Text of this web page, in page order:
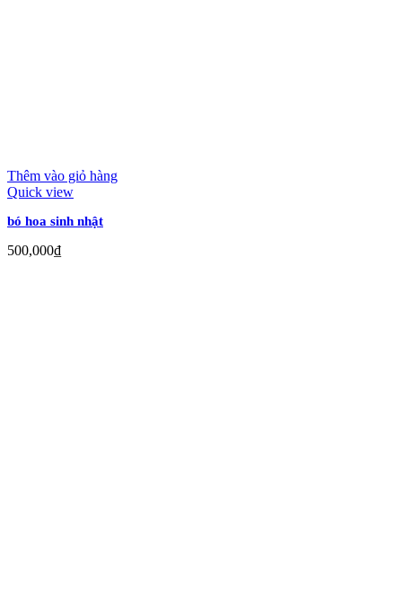
Thêm vào giỏ hàng
Quick view
bó hoa sinh nhật
500,000₫